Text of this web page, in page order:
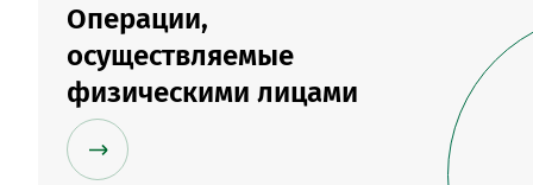
Операции,
осуществляемые
физическими лицами